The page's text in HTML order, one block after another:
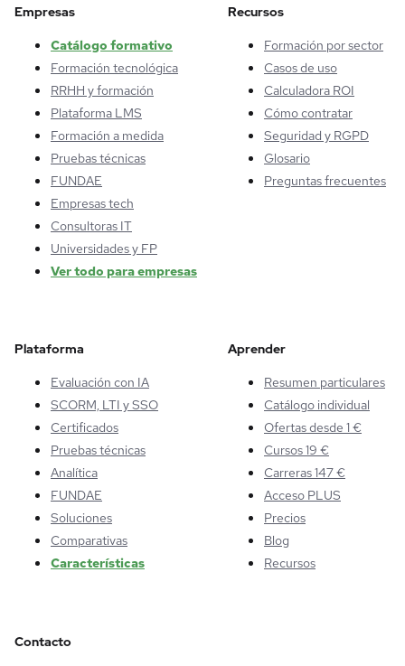
Empresas
Catálogo formativo
Formación tecnológica
RRHH y formación
Plataforma LMS
Formación a medida
Pruebas técnicas
FUNDAE
Empresas tech
Consultoras IT
Universidades y FP
Ver todo para empresas
Recursos
Formación por sector
Casos de uso
Calculadora ROI
Cómo contratar
Seguridad y RGPD
Glosario
Preguntas frecuentes
Plataforma
Evaluación con IA
SCORM, LTI y SSO
Certificados
Pruebas técnicas
Analítica
FUNDAE
Soluciones
Comparativas
Características
Aprender
Resumen particulares
Catálogo individual
Ofertas desde 1 €
Cursos 19 €
Carreras 147 €
Acceso PLUS
Precios
Blog
Recursos
Contacto